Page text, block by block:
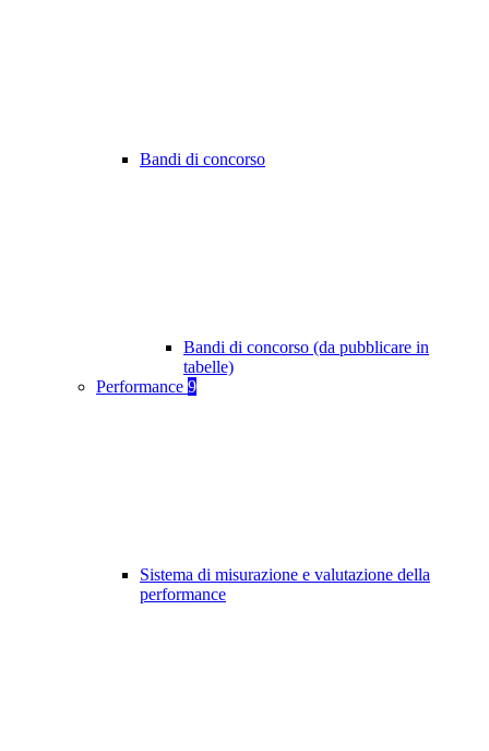
Bandi di concorso
Bandi di concorso (da pubblicare in
tabelle)
Performance 9
Sistema di misurazione e valutazione della
performance